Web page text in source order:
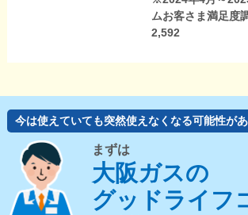
ムお客さま満足度
2,592
今は使えていても突然使えなくなる可能性があ
まずは
大阪ガスの
グッドライフ